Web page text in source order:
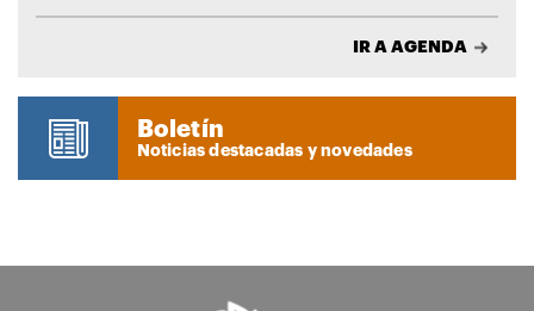
IR A AGENDA
Boletín
Noticias destacadas y novedades